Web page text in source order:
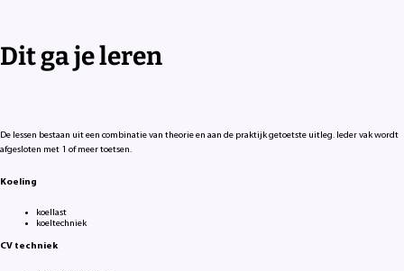
Dit ga je leren
De lessen bestaan uit een combinatie van theorie en aan de praktijk getoetste uitleg. Ieder vak wordt
afgesloten met 1 of meer toetsen.
Koeling
koellast
koeltechniek
CV techniek